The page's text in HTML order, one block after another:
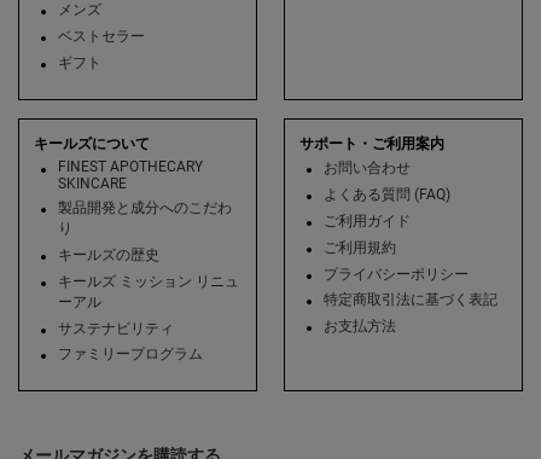
メンズ
ベストセラー
ギフト
キールズについて
FINEST APOTHECARY
SKINCARE
製品開発と成分へのこだわ
り
キールズの歴史
キールズ ミッション リニュ
ーアル
サステナビリティ
ファミリープログラム
サポート・ご利用案内
お問い合わせ
よくある質問 (FAQ)
ご利用ガイド
ご利用規約
プライバシーポリシー
特定商取引法に基づく表記
お支払方法